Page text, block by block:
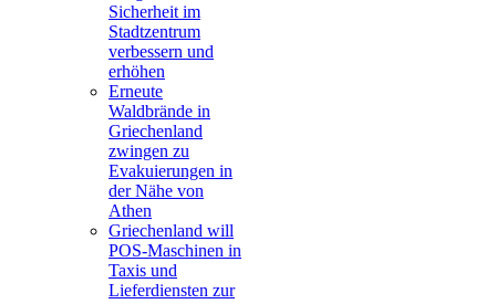
Sicherheit im
Stadtzentrum
verbessern und
erhöhen
Erneute
Waldbrände in
Griechenland
zwingen zu
Evakuierungen in
der Nähe von
Athen
Griechenland will
POS-Maschinen in
Taxis und
Lieferdiensten zur